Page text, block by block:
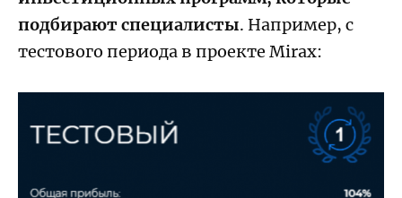
подбирают специалисты. Например, с
тестового периода в проекте Mirax: